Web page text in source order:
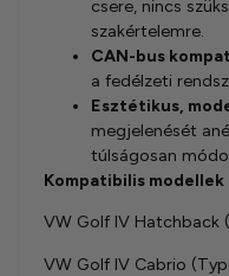
csere, nincs
szakértelemre.
CAN-bus
a fedélzeti
Esztétikus,
megjelenését
túlságosan
Kompatibilis modellek
VW Golf IV Hatchback
VW Golf IV Cabrio